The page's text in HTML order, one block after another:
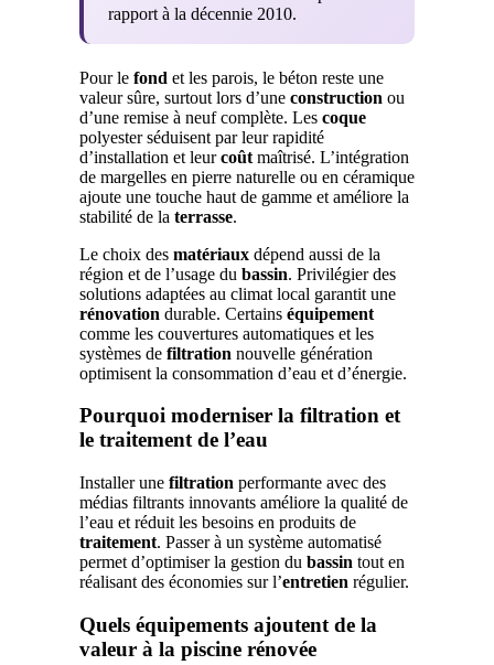
rapport à la décennie 2010.
Pour le fond et les parois, le béton reste une
valeur sûre, surtout lors d’une construction ou
d’une remise à neuf complète. Les coque
polyester séduisent par leur rapidité
d’installation et leurcoût maîtrisé. L’intégration
de margelles en pierre naturelle ou en céramique
ajoute une touche haut de gamme et améliore la
stabilité de la terrasse.
Le choix des matériaux dépend aussi de la
région et de l’usage du bassin. Privilégier des
solutions adaptées au climat local garantit une
rénovation durable. Certains équipement
comme les couvertures automatiques et les
systèmes de filtration nouvelle génération
optimisent la consommation d’eau et d’énergie.
Pourquoi moderniser la filtration et
le traitement de l’eau
Installer une filtration performante avec des
médias filtrants innovants améliore la qualité de
l’eau et réduit les besoins en produits de
traitement. Passer à un système automatisé
permet d’optimiser la gestion du bassin tout en
réalisant des économies sur l’entretien régulier.
Quels équipements ajoutent de la
valeur à la piscine rénovée